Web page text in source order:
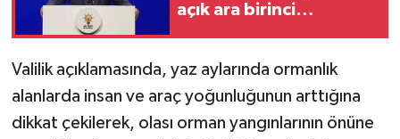
açık ara birinci
Valilik açıklamasında, yaz aylarında ormanlık
alanlarda insan ve araç yoğunluğunun arttığına
dikkat çekilerek, olası orman yangınlarının önüne